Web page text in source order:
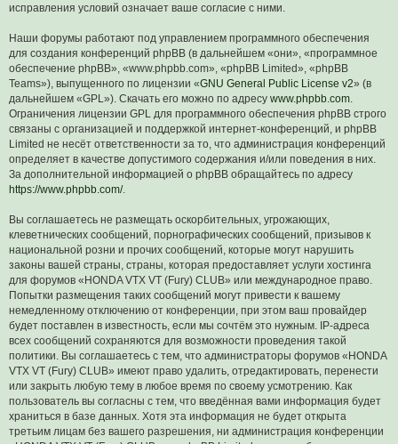
исправления условий означает ваше согласие с ними.
Наши форумы работают под управлением программного обеспечения
для создания конференций phpBB (в дальнейшем «они», «программное
обеспечение phpBB», «www.phpbb.com», «phpBB Limited», «phpBB
Teams»), выпущенного по лицензии «GNU General Public License v2» (в
дальнейшем «GPL»). Скачать его можно по адресу www.phpbb.com
Ограничения лицензии GPL для программного обеспечения phpBB строго
связаны с организацией и поддержкой интернет-конференций, и phpBB
Limited не несёт ответственности за то, что администрация конференций
определяет в качестве допустимого содержания и/или поведения в них.
За дополнительной информацией о phpBB обращайтесь по адресу
https://www.phpbb.com/.
Вы соглашаетесь не размещать оскорбительных, угрожающих,
клеветнических сообщений, порнографических сообщений, призывов к
национальной розни и прочих сообщений, которые могут нарушить
законы вашей страны, страны, которая предоставляет услуги хостинга
для форумов «HONDA VTX VT (Fury) CLUB» или международное право.
Попытки размещения таких сообщений могут привести к вашему
немедленному отключению от конференции, при этом ваш провайдер
будет поставлен в известность, если мы сочтём это нужным. IP-адреса
всех сообщений сохраняются для возможности проведения такой
политики. Вы соглашаетесь с тем, что администраторы форумов «HONDA
VTX VT (Fury) CLUB» имеют право удалить, отредактировать, перенести
или закрыть любую тему в любое время по своему усмотрению. Как
пользователь вы согласны с тем, что введённая вами информация будет
храниться в базе данных. Хотя эта информация не будет открыта
третьим лицам без вашего разрешения, ни администрация конференции